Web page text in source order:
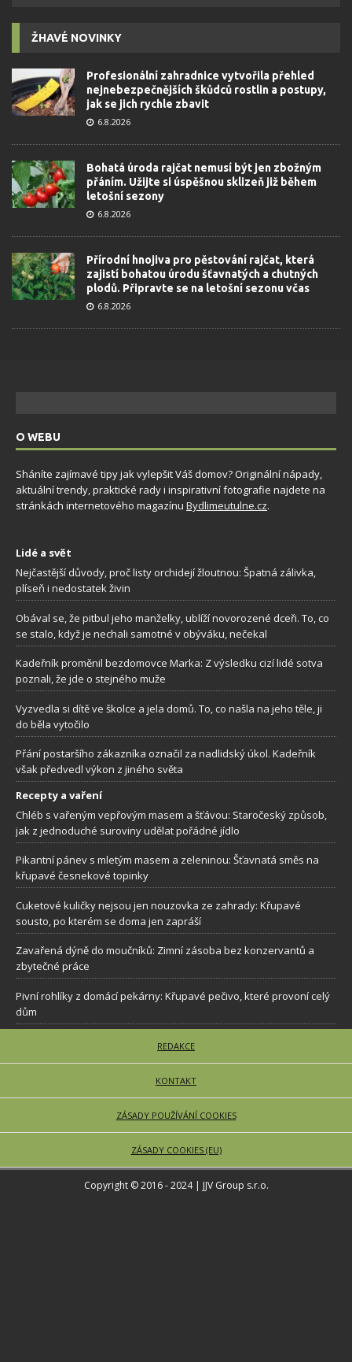
ŽHAVÉ NOVINKY
Profesionální zahradnice vytvořila přehled
nejnebezpečnějších škůdců rostlin a postupy,
jak se jich rychle zbavit
6.8.2026
Bohatá úroda rajčat nemusí být jen zbožným
přáním. Užijte si úspěšnou sklizeň již během
letošní sezony
6.8.2026
Přírodní hnojiva pro pěstování rajčat, která
zajistí bohatou úrodu šťavnatých a chutných
plodů. Připravte se na letošní sezonu včas
6.8.2026
O WEBU
Sháníte zajímavé tipy jak vylepšit Váš domov? Originální nápady,
aktuální trendy, praktické rady i inspirativní fotografie najdete na
stránkách internetového magazínu Bydlimeutulne.cz.
Lidé a svět
Nejčastější důvody, proč listy orchidejí žloutnou: Špatná zálivka,
plíseň i nedostatek živin
Obával se, že pitbul jeho manželky, ublíží novorozené dceři. To, co
se stalo, když je nechali samotné v obýváku, nečekal
Kadeřník proměnil bezdomovce Marka: Z výsledku cizí lidé sotva
poznali, že jde o stejného muže
Vyzvedla si dítě ve školce a jela domů. To, co našla na jeho těle, ji
do běla vytočilo
Přání postaršího zákazníka označil za nadlidský úkol. Kadeřník
však předvedl výkon z jiného světa
Recepty a vaření
Chléb s vařeným vepřovým masem a šťávou: Staročeský způsob,
jak z jednoduché suroviny udělat pořádné jídlo
Pikantní pánev s mletým masem a zeleninou: Šťavnatá směs na
křupavé česnekové topinky
Cuketové kuličky nejsou jen nouzovka ze zahrady: Křupavé
sousto, po kterém se doma jen zapráší
Zavařená dýně do moučníků: Zimní zásoba bez konzervantů a
zbytečné práce
Pivní rohlíky z domácí pekárny: Křupavé pečivo, které provoní celý
dům
REDAKCE
KONTAKT
ZÁSADY POUŽÍVÁNÍ COOKIES
ZÁSADY COOKIES (EU)
Copyright © 2016 - 2024 | JJV Group s.r.o.